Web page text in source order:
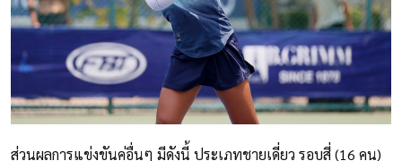
ส่วนผลการแข่งขันคู่อื่นๆ มีดังนี้ ประเภทชายเดี่ยว รอบสี่ (16 คน)